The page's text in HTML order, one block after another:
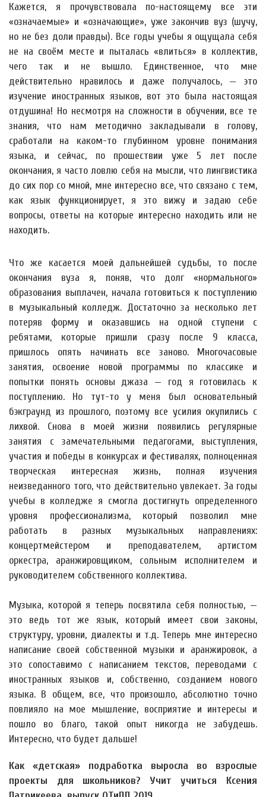
Кажется, я прочувствовала по-настоящему все эти
«означаемые» и «означающие», уже закончив вуз (шучу,
но не без доли правды). Все годы учебы я ощущала себя
не на своём месте и пыталась «влиться» в коллектив,
чего так и не вышло. Единственное, что мне
действительно нравилось и даже получалось, — это
изучение иностранных языков, вот это была настоящая
отдушина! Но несмотря на сложности в обучении, все те
знания, что нам методично закладывали в голову,
сработали на каком-то глубинном уровне понимания
языка, и сейчас, по прошествии уже 5 лет после
окончания, я часто ловлю себя на мысли, что лингвистика
до сих пор со мной, мне интересно все, что связано с тем,
как язык функционирует, я это вижу и задаю себе
вопросы, ответы на которые интересно находить или не
находить.
Что же касается моей дальнейшей судьбы, то после
окончания вуза я, поняв, что долг «нормального»
образования выплачен, начала готовиться к поступлению
в музыкальный колледж. Достаточно за несколько лет
потеряв форму и оказавшись на одной ступени с
ребятами, которые пришли сразу после 9 класса,
пришлось опять начинать все заново. Многочасовые
занятия, освоение новой программы по классике и
попытки понять основы джаза — год я готовилась к
поступлению. Но тут-то у меня был основательный
бэкграунд из прошлого, поэтому все усилия окупились с
лихвой. Снова в моей жизни появились регулярные
занятия с замечательными педагогами, выступления,
участия и победы в конкурсах и фестивалях, полноценная
творческая интересная жизнь, полная изучения
неизведанного того, что действительно увлекает. За годы
учебы в колледже я смогла достигнуть определенного
уровня профессионализма, который позволил мне
работать в разных музыкальных направлениях:
концертмейстером и преподавателем, артистом
оркестра, аранжировщиком, сольным исполнителем и
руководителем собственного коллектива.
Музыка, которой я теперь посвятила себя полностью, —
это ведь тот же язык, который имеет свои законы,
структуру, уровни, диалекты и т.д. Теперь мне интересно
написание своей собственной музыки и аранжировок, а
это сопоставимо с написанием текстов, переводами с
иностранных языков и, собственно, созданием нового
языка. В общем, все, что произошло, абсолютно точно
повлияло на мое мышление, восприятие и интересы и
пошло во благо, такой опыт никогда не забудешь.
Интересно, что будет дальше!
Как «детская» подработка выросла во взрослые
проекты для школьников? Учит учиться Ксения